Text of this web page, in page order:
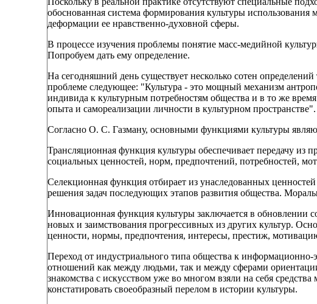
обоснованная система формирования культуры
деформации ее нравственно-духовной сферы.
В процессе изучения проблемы понятие масс-медийной
Попробуем дать ему определение.
На сегодняшний день существует несколько сотен
проблеме следующее: "Культура - это мощный механизм
индивида к культурным потребностям общества и в то же
опыта и самореализации личности в культурном пространстве".
Согласно О. С. Газману, основными функциями культуры
Трансляционная функция культуры обеспечивает передачу из
социальных ценностей, норм, предпочтений, потребностей,
Селекционная функция отбирает из унаследованных
решения задач последующих этапов развития общества.
Инновационная функция культуры заключается в обновлении
новых и заимствования прогрессивных из других культур.
ценности, нормы, предпочтения, интересы, престиж,
Переход от индустриального типа общества к
отношений как между людьми, так и между сферами
знакомства с искусством уже во многом взяли на себя
констатировать своеобразный перелом в истории культуры.